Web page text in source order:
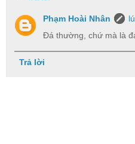
Phạm Hoài Nhân
Đá thường, chứ mà là
Trả lời